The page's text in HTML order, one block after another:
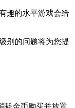
趣的水平游戏会给
别的问题将为您提